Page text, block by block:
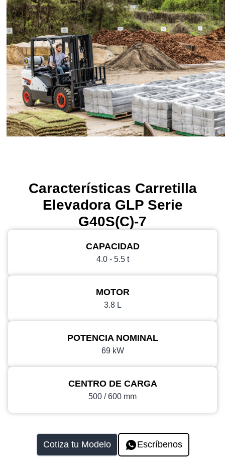
Características Carretilla
Elevadora GLP Serie
G40S(C)-7
CAPACIDAD
4.0 - 5.5 t
MOTOR
3.8 L
POTENCIA NOMINAL
69 kW
CENTRO DE CARGA
500 / 600 mm
Cotiza tu Modelo Escríbenos